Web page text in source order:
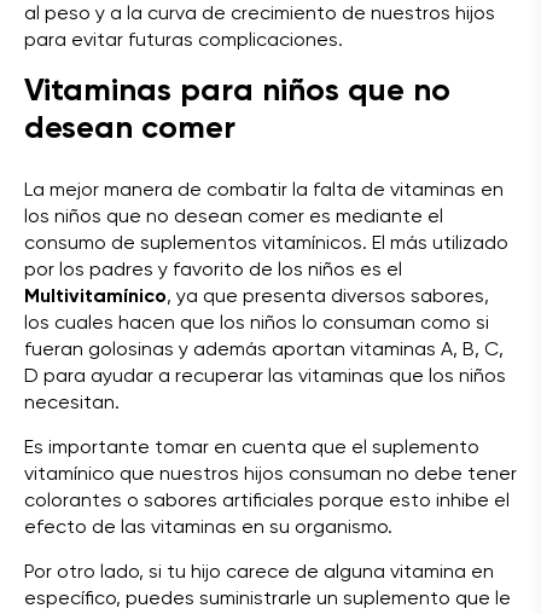
al peso y a la curva de crecimiento de nuestros hijos
para evitar futuras complicaciones.
Vitaminas para niños que no
desean comer
La mejor manera de combatir la falta de vitaminas en
los niños que no desean comer es mediante el
consumo de suplementos vitamínicos. El más utilizado
por los padres y favorito de los niños es el
Multivitamínico, ya que presenta diversos sabores,
los cuales hacen que los niños lo consuman como si
fueran golosinas y además aportan vitaminas A, B, C,
D para ayudar a recuperar las vitaminas que los niños
necesitan.
Es importante tomar en cuenta que el suplemento
vitamínico que nuestros hijos consuman no debe tener
colorantes o sabores artificiales porque esto inhibe el
efecto de las vitaminas en su organismo.
Por otro lado, si tu hijo carece de alguna vitamina en
específico, puedes suministrarle un suplemento que le